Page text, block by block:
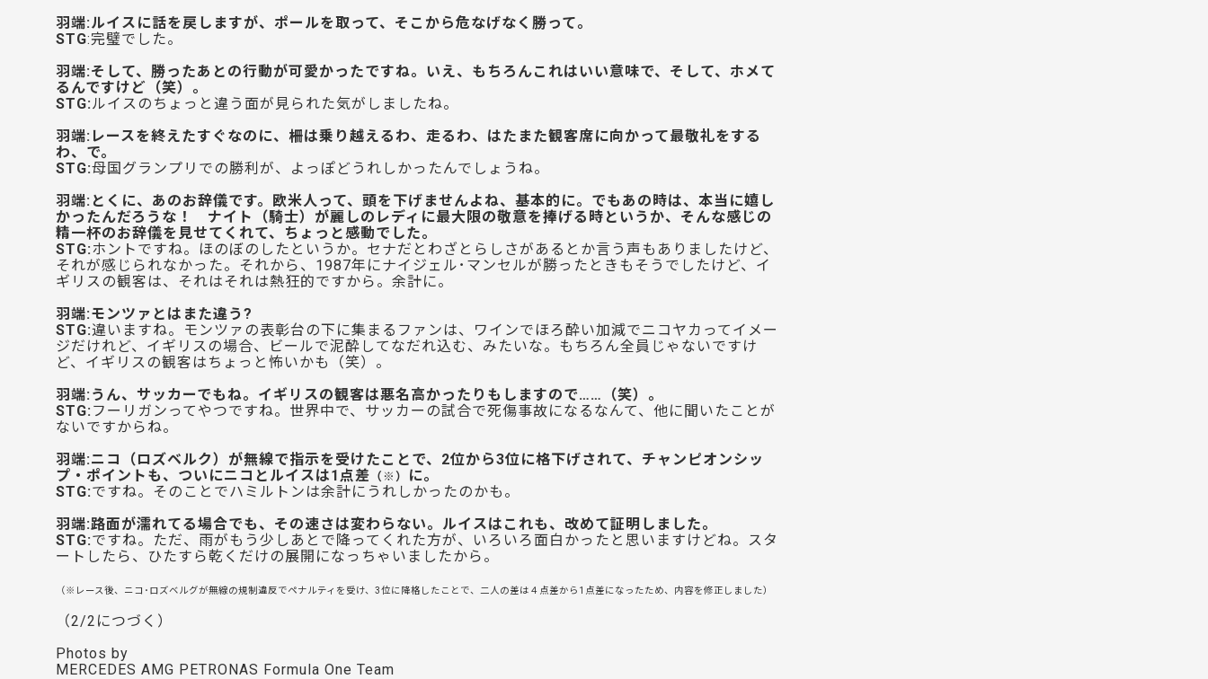
羽端:ルイスに話を戻しますが、ポールを取って、そこから危なげなく勝って。
STG:完璧でした。
羽端:そして、勝ったあとの行動が可愛かったですね。いえ、もちろんこれはいい意味で、そして、ホメて
るんですけど（笑）。
STG:ルイスのちょっと違う面が見られた気がしましたね。
羽端:レースを終えたすぐなのに、柵は乗り越えるわ、走るわ、はたまた観客席に向かって最敬礼をする
わ、で。
STG:母国グランプリでの勝利が、よっぽどうれしかったんでしょうね。
羽端:とくに、あのお辞儀です。欧米人って、頭を下げませんよね、基本的に。でもあの時は、本当に嬉し
かったんだろうな！ ナイト（騎士）が麗しのレディに最大限の敬意を捧げる時というか、そんな感じの
精一杯のお辞儀を見せてくれて、ちょっと感動でした。
STG:ホントですね。ほのぼのしたというか。セナだとわざとらしさがあるとか言う声もありましたけど、
それが感じられなかった。それから、1987年にナイジェル･マンセルが勝ったときもそうでしたけど、イ
ギリスの観客は、それはそれは熱狂的ですから。余計に。
羽端:モンツァとはまた違う?
STG:違いますね。モンツァの表彰台の下に集まるファンは、ワインでほろ酔い加減でニコヤカってイメー
ジだけれど、イギリスの場合、ビールで泥酔してなだれ込む、みたいな。もちろん全員じゃないですけ
ど、イギリスの観客はちょっと怖いかも（笑）。
羽端:うん、サッカーでもね。イギリスの観客は悪名高かったりもしますので……（笑）。
STG: フーリガンってやつですね。世界中で、サッカーの試合で死傷事故になるなんて、他に聞いたことが
ないですからね。
羽端:ニコ（ロズベルク）が無線で指示を受けたことで、2位から3位に格下げされて、チャンピオンシッ
プ・ポイントも、ついにニコとルイスは1点差 （※）
に。
STG:ですね。そのことでハミルトンは余計にうれしかったのかも。
羽端:路面が濡れてる場合でも、その速さは変わらない。ルイスはこれも、改めて証明しました。
STG:ですね。ただ、雨がもう少しあとで降ってくれた方が、いろいろ面白かったと思いますけどね。スタ
ートしたら、ひたすら乾くだけの展開になっちゃいましたから。
（※レース後、ニコ･ロズベルグが無線の規制違反でペナルティを受け、3位に降格したことで、二人の差は４点差から1点差になったため、内容を修正しました）
（2/2につづく）
Photos by
MERCEDES AMG PETRONAS Formula One Team